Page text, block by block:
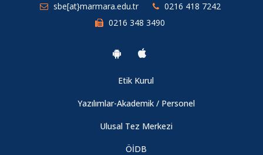
sbe[at}marmara.edu.tr
0216 418 7242
0216 348 3490
Etik Kurul
Yazılımlar-Akademik / Personel
Ulusal Tez Merkezi
ÖİDB